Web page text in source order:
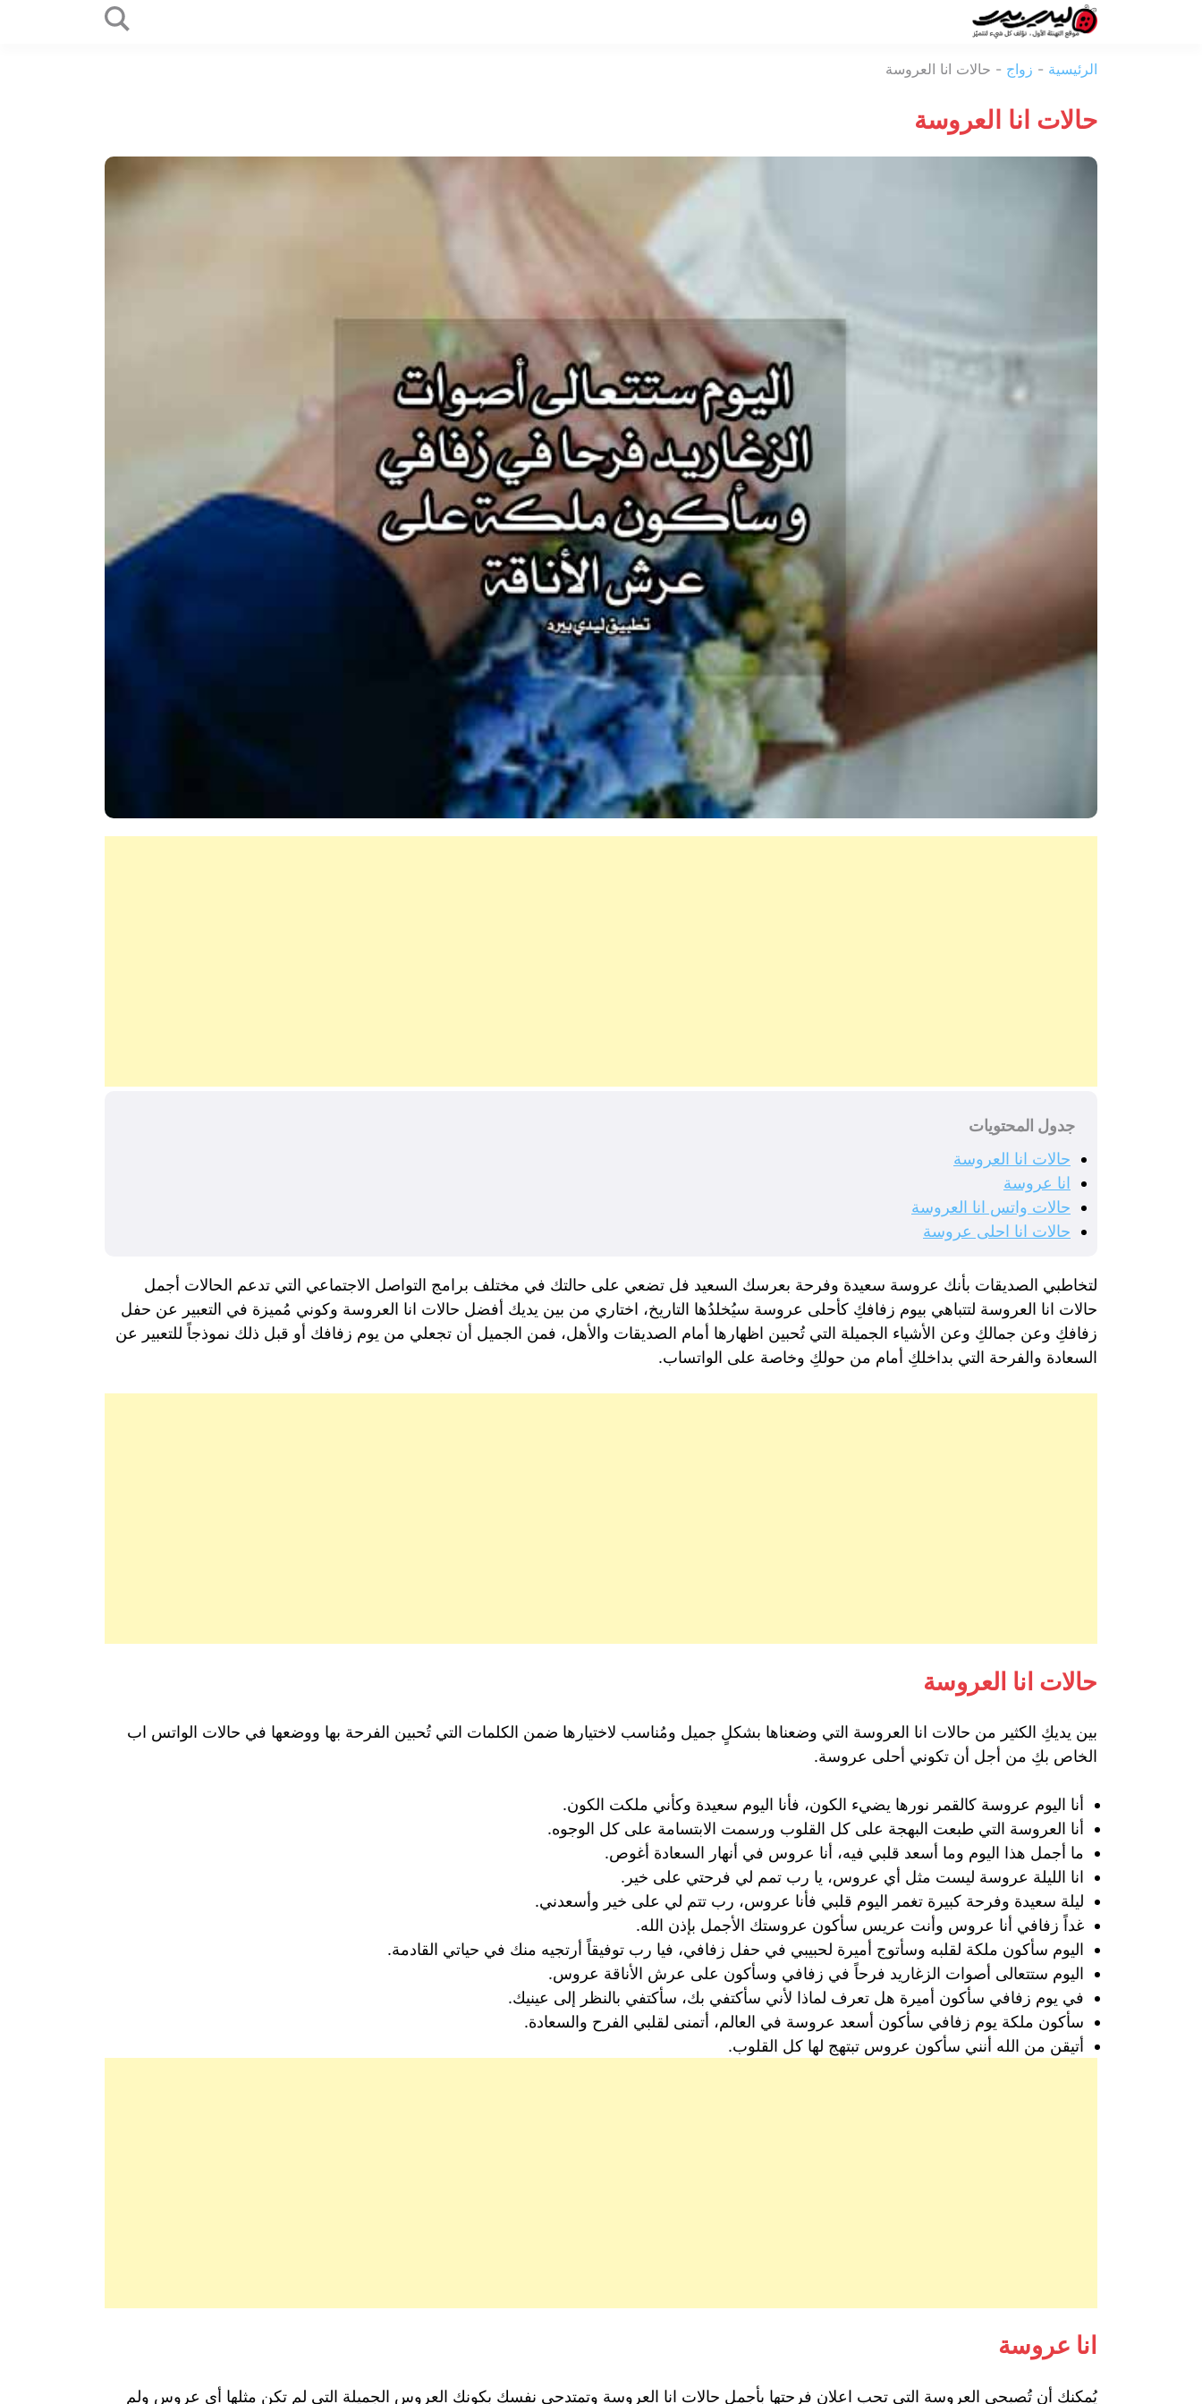
بيرد
الرئيسية - زواج - حالات انا العروسة
حالات انا العروسة
جدول المحتويات
حالات انا العروسة
انا عروسة
حالات واتس انا العروسة
حالات انا احلى عروسة
لتخاطبي الصديقات بأنك عروسة سعيدة وفرحة بعرسك السعيد فل تضعي على حالتك في مختلف برامج التواصل الاجتماعي التي تدعم الحالات أجمل
حالات انا العروسة لتتباهي بيوم زفافكِ كأحلى عروسة سيُخلدُها التاريخ، اختاري من بين يديك أفضل حالات انا العروسة وكوني مُميزة في التعبير عن حفل
زفافكِ وعن جمالكِ وعن الأشياء الجميلة التي تُحبين اظهارها أمام الصديقات والأهل، فمن الجميل أن تجعلي من يوم زفافك أو قبل ذلك نموذجاً للتعبير عن
السعادة والفرحة التي بداخلكِ أمام من حولكِ وخاصة على الواتساب.
حالات انا العروسة
بين يديكِ الكثير من حالات انا العروسة التي وضعناها بشكلٍ جميل ومُناسب لاختيارها ضمن الكلمات التي تُحبين الفرحة بها ووضعها في حالات الواتس اب
الخاص بكِ من أجل أن تكوني أحلى عروسة.
أنا اليوم عروسة كالقمر نورها يضيء الكون، فأنا اليوم سعيدة وكأني ملكت الكون.
أنا العروسة التي طبعت البهجة على كل القلوب ورسمت الابتسامة على كل الوجوه.
ما أجمل هذا اليوم وما أسعد قلبي فيه، أنا عروس في أنهار السعادة أغوص.
انا الليلة عروسة ليست مثل أي عروس، يا رب تمم لي فرحتي على خير.
ليلة سعيدة وفرحة كبيرة تغمر اليوم قلبي فأنا عروس، رب تتم لي على خير وأسعدني.
غداً زفافي أنا عروس وأنت عريس سأكون عروستك الأجمل بإذن الله.
اليوم سأكون ملكة لقلبه وسأتوج أميرة لحبيبي في حفل زفافي، فيا رب توفيقاً أرتجيه منك في حياتي القادمة.
اليوم ستتعالى أصوات الزغاريد فرحاً في زفافي وسأكون على عرش الأناقة عروس.
في يوم زفافي سأكون أميرة هل تعرف لماذا لأني سأكتفي بك، سأكتفي بالنظر إلى عينيك.
سأكون ملكة يوم زفافي سأكون أسعد عروسة في العالم، أتمنى لقلبي الفرح والسعادة.
أتيقن من الله أنني سأكون عروس تبتهج لها كل القلوب.
انا عروسة
يُمكنكِ أن تُصبحي العروسة التي تحب اعلان فرحتها بأجمل حالات انا العروسة وتمتدحي نفسك بكونك العروس الجميلة التي لم تكن مثلها أي عروس ولم